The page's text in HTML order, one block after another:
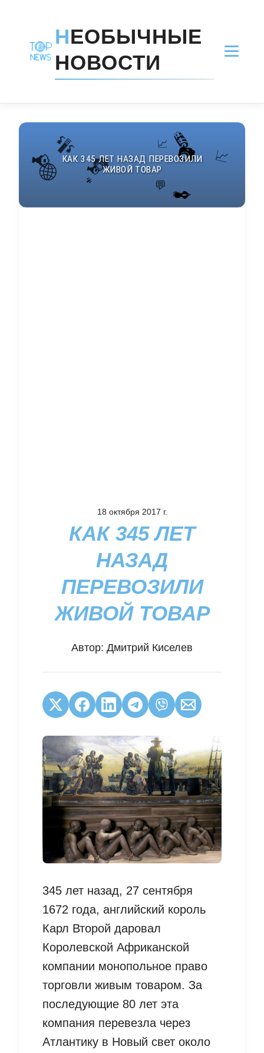
НЕОБЫЧНЫЕ
НОВОСТИ
18 октября 2017 г.
КАК 345 ЛЕТ
НАЗАД
ПЕРЕВОЗИЛИ
ЖИВОЙ ТОВАР
Автор: Дмитрий Киселев
345 лет назад, 27 сентября
1672 года, английский король
Карл Второй даровал
Королевской Африканской
компании монопольное право
торговли живым товаром. За
последующие 80 лет эта
компания перевезла через
Атлантику в Новый свет около